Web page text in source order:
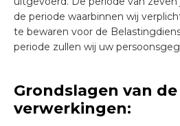
de periode waarbinnen wij
te bewaren voor de
periode zullen wij uw
Grondslagen van de
verwerkingen: